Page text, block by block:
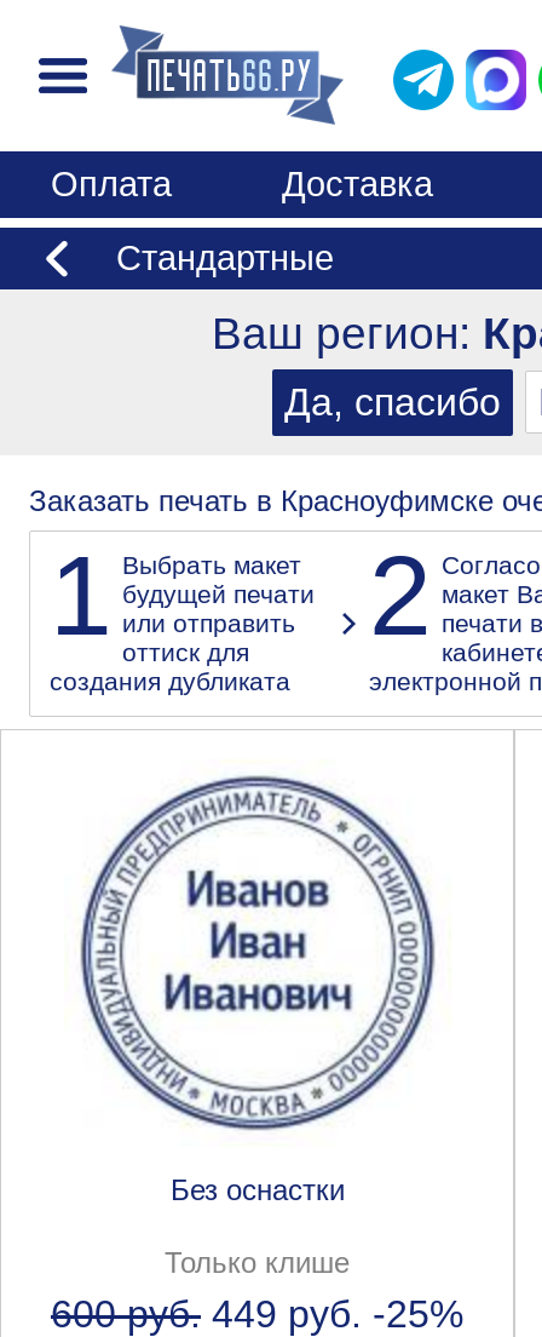
Оплата
Доставка
Стандартные
Ваш регион:
Заказать печать в Красноуфимске
1 Выбрать макет
будущей печати
или отправить
оттиск для
создания дубликата
2
макет
печати
электронной
Без оснастки
Только клише
600 руб. 449 руб. -25%